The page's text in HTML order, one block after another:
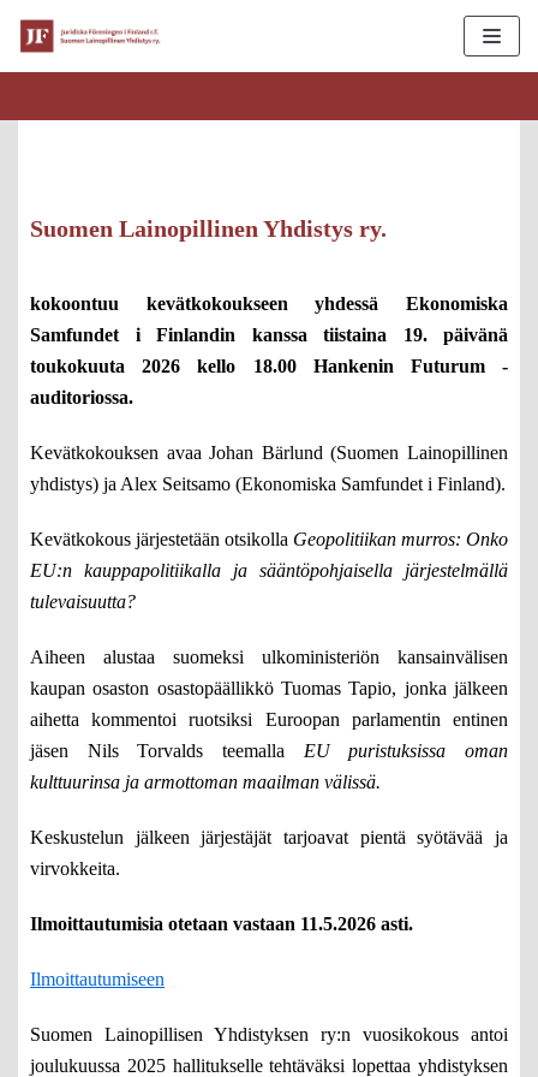
Siirry
suoraan
Suomen Lainopillinen Yhdistys ry.
kokoontuu kevätkokoukseen yhdessä Ekonomiska
Samfundet i Finlandin kanssa tiistaina 19. päivänä
toukokuuta 2026 kello 18.00 Hankenin Futurum -
auditoriossa.
Kevätkokouksen avaa Johan Bärlund (Suomen Lainopillinen
yhdistys) ja Alex Seitsamo (Ekonomiska Samfundet i Finland).
Kevätkokous järjestetään otsikolla Geopolitiikan murros: Onko
EU:n kauppapolitiikalla ja sääntöpohjaisella järjestelmällä
tulevaisuutta?
Aiheen alustaa suomeksi ulkoministeriön kansainvälisen
kaupan osaston osastopäällikkö Tuomas Tapio, jonka jälkeen
aihetta kommentoi ruotsiksi Euroopan parlamentin entinen
jäsen Nils Torvalds teemalla EU puristuksissa oman
kulttuurinsa ja armottoman maailman välissä.
Keskustelun jälkeen järjestäjät tarjoavat pientä syötävää ja
virvokkeita.
Ilmoittautumisia otetaan vastaan 11.5.2026 asti.
Ilmoittautumiseen
Suomen Lainopillisen Yhdistyksen ry:n vuosikokous antoi
joulukuussa 2025 hallitukselle tehtäväksi lopettaa yhdistyksen